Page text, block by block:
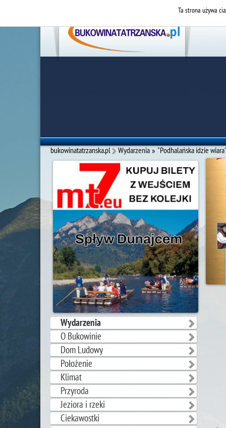
bukowinatatrzanska.pl Wydarzenia » "Podhalańska idzie
Wydarzenia
O Bukowinie
Dom Ludowy
Położenie
Klimat
Przyroda
Jeziora i rzeki
Ciekawostki
Ta strona używa